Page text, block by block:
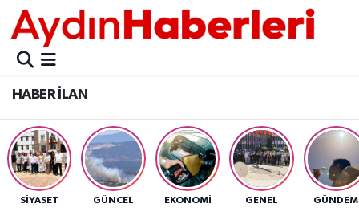
HABER İLAN
SİYASET GÜNCEL EKONOMİ GENEL GÜNDEM
GÜNCEL
POLİTİKA
BELEDİYELER
ASAYİŞ
Aydın Nöbetçi Eczaneler
Aydın Hava Durumu
Aydin Namaz Vakitleri
Aydın Trafik Yoğunluk Haritası